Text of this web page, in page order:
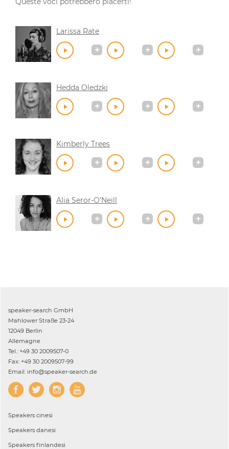
Larissa Rate
Hedda Oledzki
Kimberly Trees
Alia Seror-O'Neill
speaker-search GmbH
Mahlower Straße 23-24
12049 Berlin
Allemagne
Tel.: +49 30 2009507-0
Fax: +49 30 2009507-99
Email: info@speaker-search.de
Speakers cinesi
Speakers danesi
Speakers finlandesi